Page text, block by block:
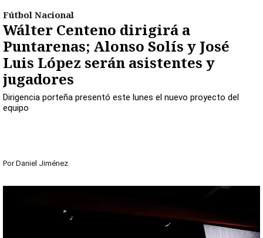
Fútbol Nacional
Wálter Centeno dirigirá a
Puntarenas; Alonso Solís y José
Luis López serán asistentes y
jugadores
Dirigencia porteña presentó este lunes el nuevo proyecto del
equipo
Por Daniel Jiménez